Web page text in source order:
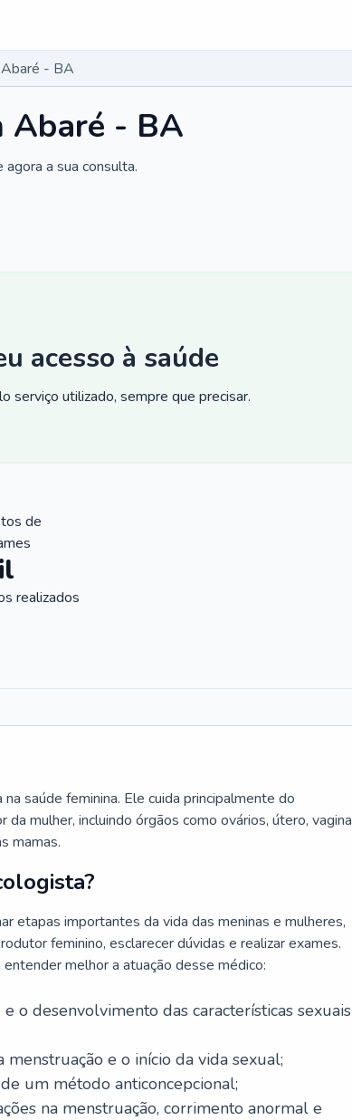
- BA
Abaré - BA
a sua consulta.
acesso à saúde
serviço utilizado, sempre que precisar.
de
realizados
saúde feminina. Ele cuida principalmente do
mulher, incluindo órgãos como ovários, útero, vagina
mamas.
etapas importantes da vida das meninas e mulheres,
feminino, esclarecer dúvidas e realizar exames.
melhor a atuação desse médico:
o desenvolvimento das características sexuais
menstruação e o início da vida sexual;
um método anticoncepcional;
na menstruação, corrimento anormal e